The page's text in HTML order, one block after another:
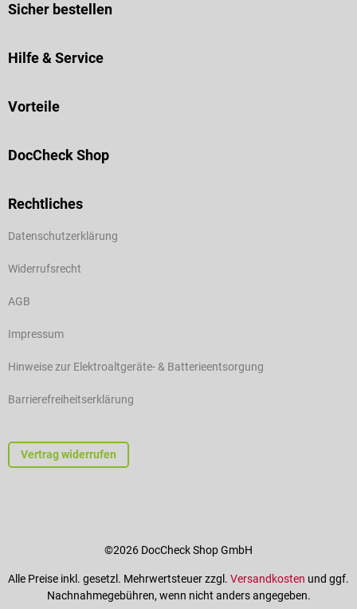
Sicher bestellen
Hilfe & Service
Vorteile
DocCheck Shop
Rechtliches
Datenschutzerklärung
Widerrufsrecht
AGB
Impressum
Hinweise zur Elektroaltgeräte- & Batterieentsorgung
Barrierefreiheitserklärung
Vertrag widerrufen
©2026 DocCheck Shop GmbH
Alle Preise inkl. gesetzl. Mehrwertsteuer zzgl. Versandkosten und ggf.
Nachnahmegebühren, wenn nicht anders angegeben.